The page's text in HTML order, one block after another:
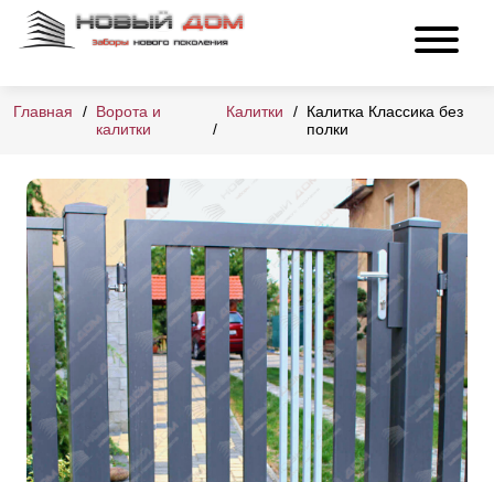
Главная
Ворота и
калитки
Калитки
Калитка Классика без
полки